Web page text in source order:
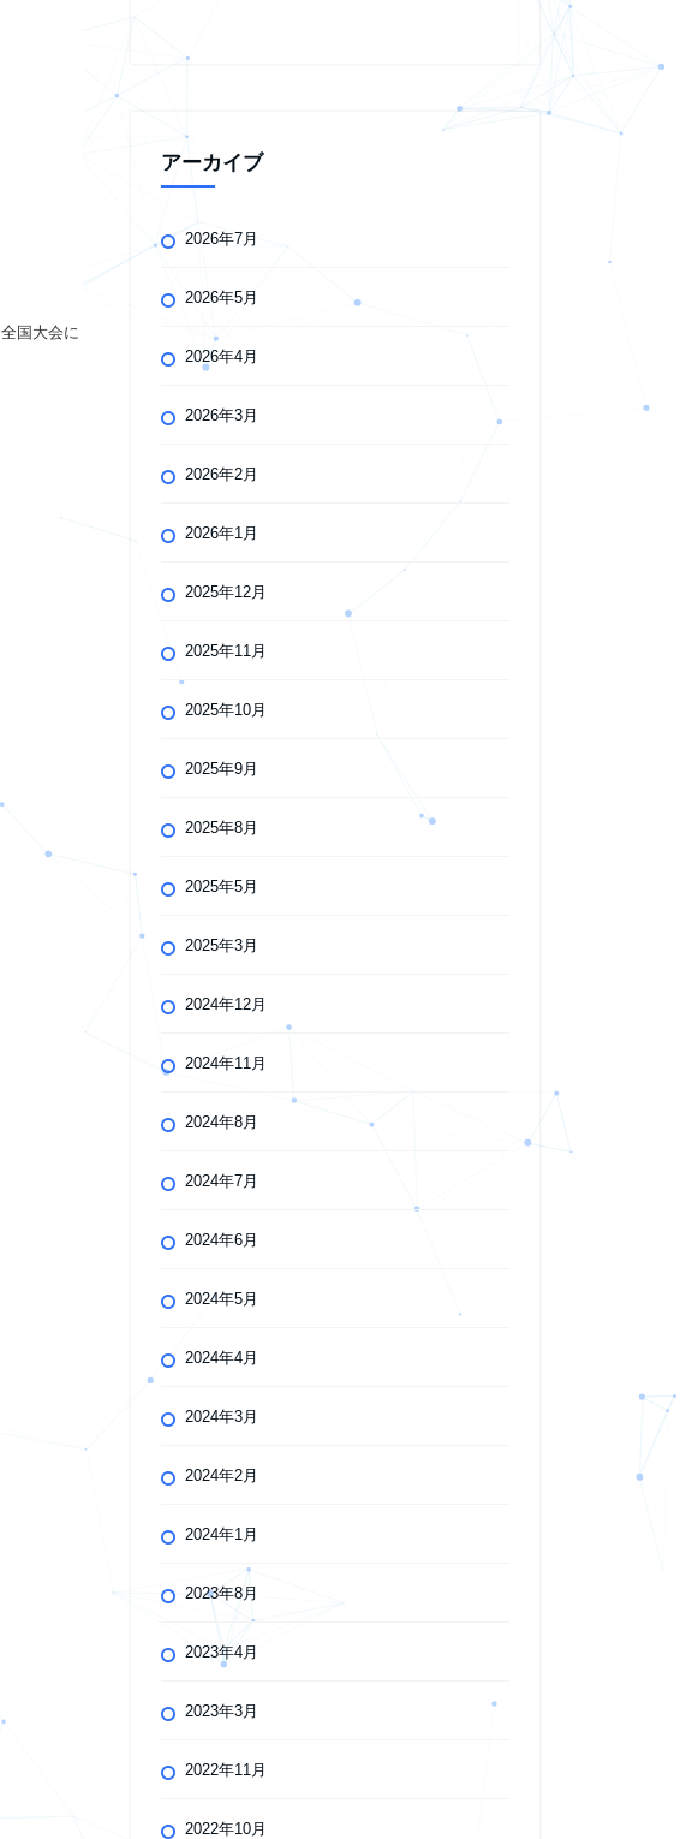
国大会に
アーカイブ
2026年7月
2026年5月
2026年4月
2026年3月
2026年2月
2026年1月
2025年12月
2025年11月
2025年10月
2025年9月
2025年8月
2025年5月
2025年3月
2024年12月
2024年11月
2024年8月
2024年7月
2024年6月
2024年5月
2024年4月
2024年3月
2024年2月
2024年1月
2023年8月
2023年4月
2023年3月
2022年11月
2022年10月